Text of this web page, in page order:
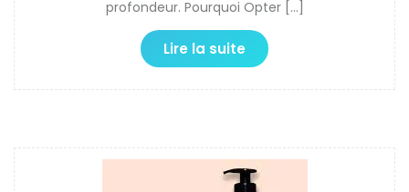
profondeur. Pourquoi Opter […]
Lire la suite